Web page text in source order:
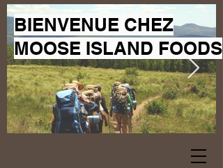
BIENVENUE CHEZ
MOOSE ISLAND FOODS